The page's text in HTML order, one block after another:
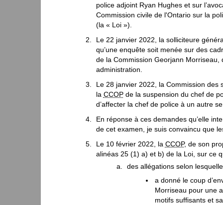
police adjoint Ryan Hughes et sur
Commission civile de l'Ontario sur la
(la « Loi »).
Le 22 janvier 2022, la solliciteure
qu’une enquête soit menée sur des
de la Commission Georjann
administration.
Le 28 janvier 2022, la Commission des
la CCOPde la suspension du chef de
d’affecter la chef de police à un autre
En réponse à ces demandes qu’elle
de cet examen, je suis convaincu que
Le 10 février 2022, la CCOP, de son
alinéas 25 (1) a) et b) de la Loi, sur ce
des allégations selon
a donné le coup
Morriseau pour une
motifs suffisants et